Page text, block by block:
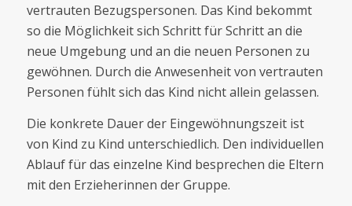
vertrauten Bezugspersonen. Das Kind bekommt
so die Möglichkeit sich Schritt für Schritt an die
neue Umgebung und an die neuen Personen zu
gewöhnen. Durch die Anwesenheit von vertrauten
Personen fühlt sich das Kind nicht allein gelassen.
Die konkrete Dauer der Eingewöhnungszeit ist
von Kind zu Kind unterschiedlich. Den individuellen
Ablauf für das einzelne Kind besprechen die Eltern
mit den Erzieherinnen der Gruppe.